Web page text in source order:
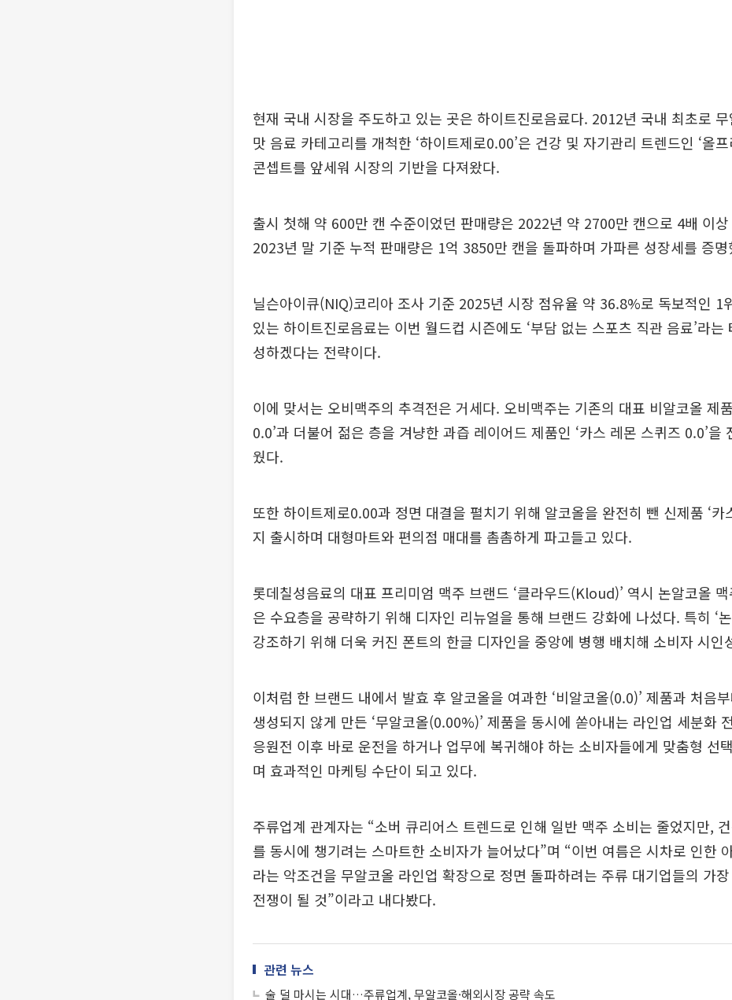
현재 국내 시장을 주도하고 있는 곳은 하이트진로음료다. 2012년 국내 최초로
맛 음료 카테고리를 개척한 ‘하이트제로0.00’은 건강 및 자기관리 트렌드인 ‘올
콘셉트를 앞세워 시장의 기반을 다져왔다.
출시 첫해 약 600만 캔 수준이었던 판매량은 2022년 약 2700만 캔으로 4배 이상
2023년 말 기준 누적 판매량은 1억 3850만 캔을 돌파하며 가파른 성장세를 증명
닐슨아이큐(NIQ)코리아 조사 기준 2025년 시장 점유율 약 36.8%로 독보적인 1
있는 하이트진로음료는 이번 월드컵 시즌에도 ‘부담 없는 스포츠 직관 음료’라는
성하겠다는 전략이다.
이에 맞서는 오비맥주의 추격전은 거세다. 오비맥주는 기존의 대표 비알코올 제
0.0’과 더불어 젊은 층을 겨냥한 과즙 레이어드 제품인 ‘카스 레몬 스퀴즈 0.0’을
웠다.
또한 하이트제로0.00과 정면 대결을 펼치기 위해 알코올을 완전히 뺀 신제품 ‘카
지 출시하며 대형마트와 편의점 매대를 촘촘하게 파고들고 있다.
롯데칠성음료의 대표 프리미엄 맥주 브랜드 ‘클라우드(Kloud)’ 역시 논알코올
은 수요층을 공략하기 위해 디자인 리뉴얼을 통해 브랜드 강화에 나섰다. 특히 ‘
강조하기 위해 더욱 커진 폰트의 한글 디자인을 중앙에 병행 배치해 소비자 시인
이처럼 한 브랜드 내에서 발효 후 알코올을 여과한 ‘비알코올(0.0)’ 제품과 처음
생성되지 않게 만든 ‘무알코올(0.00%)’ 제품을 동시에 쏟아내는 라인업 세분화
응원전 이후 바로 운전을 하거나 업무에 복귀해야 하는 소비자들에게 맞춤형 선
며 효과적인 마케팅 수단이 되고 있다.
주류업계 관계자는 “소버 큐리어스 트렌드로 인해 일반 맥주 소비는 줄었지만,
를 동시에 챙기려는 스마트한 소비자가 늘어났다”며 “이번 여름은 시차로 인한
라는 악조건을 무알코올 라인업 확장으로 정면 돌파하려는 주류 대기업들의 가
전쟁이 될 것”이라고 내다봤다.
관련 뉴스
술 덜 마시는 시대…주류업계, 무알코올·해외시장 공략 속도